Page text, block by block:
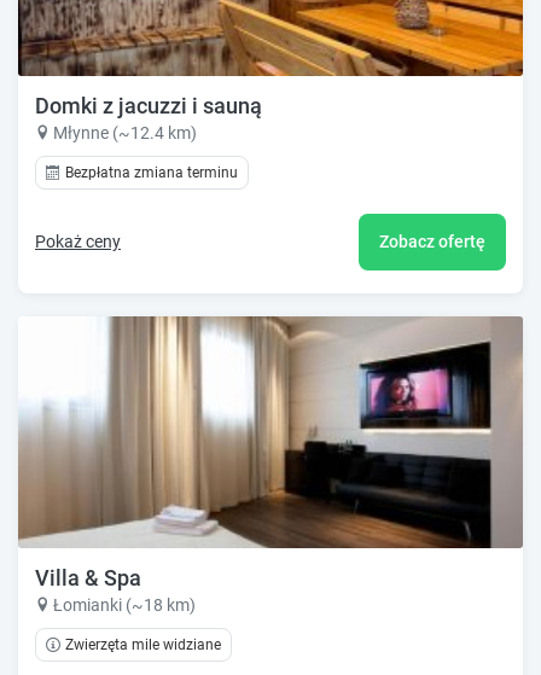
Domki z jacuzzi i sauną
Młynne (~12.4 km)
Bezpłatna zmiana terminu
Pokaż ceny Zobacz ofertę
Villa & Spa
Łomianki (~18 km)
Zwierzęta mile widziane